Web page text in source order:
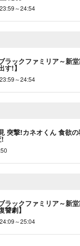
～24:54
ラックファミリア～新
す!】
～24:54
突撃!カネオくん 食欲
!
ラックファミリア～新
讐劇】
～25:04